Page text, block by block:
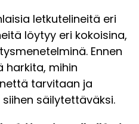
letkutelineitä eri
löytyy eri kokoisina,
Ennen
mihin
tarvitaan ja
säilytettäväksi.